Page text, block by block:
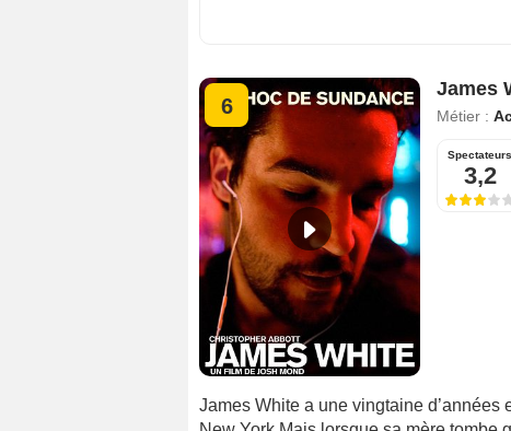
6
James
Métier :
Spectateurs
3,2
James White a une vingtaine